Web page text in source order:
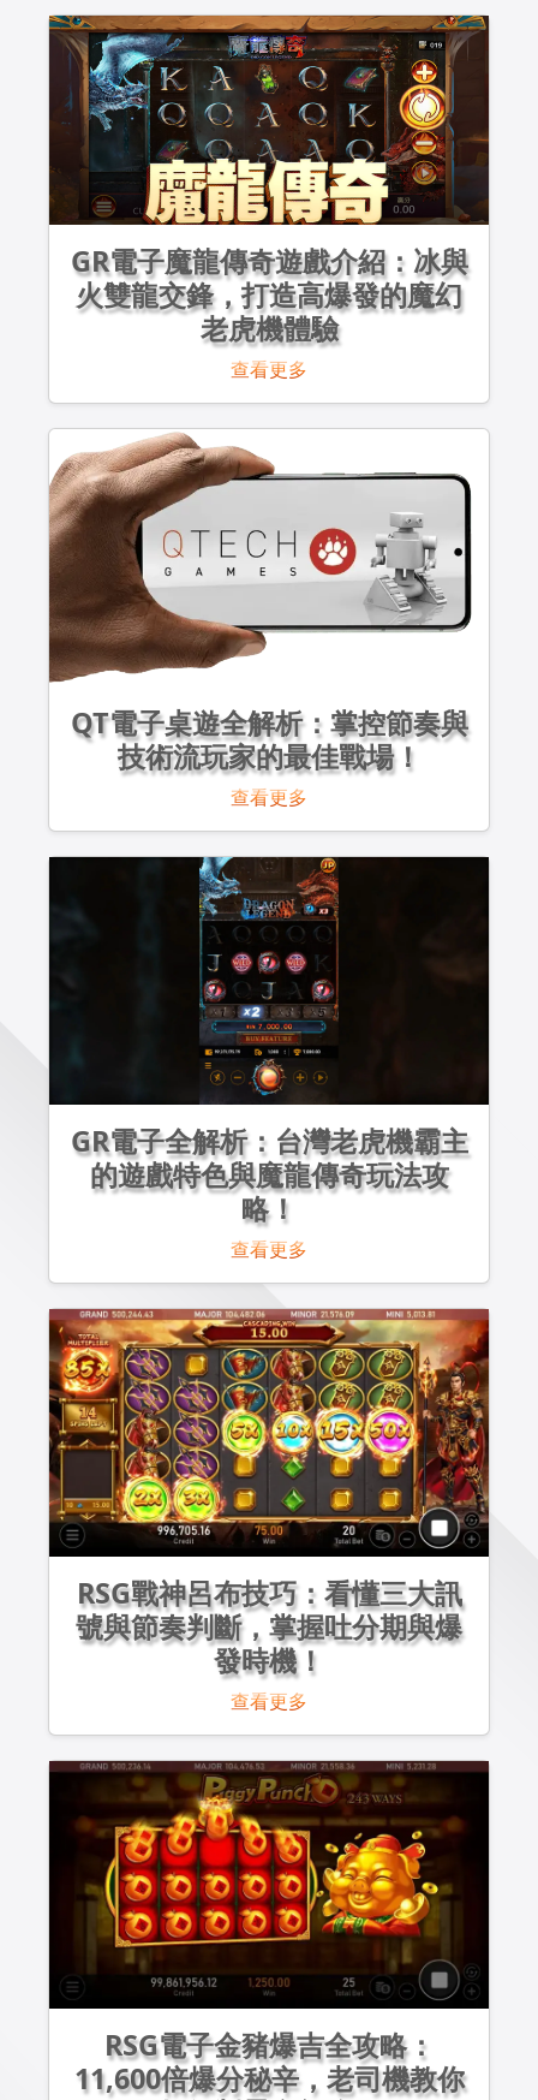
GR電子魔龍傳奇遊戲介紹：冰與
火雙龍交鋒，打造高爆發的魔幻
老虎機體驗
查看更多
QT電子桌遊全解析：掌控節奏與
技術流玩家的最佳戰場！
查看更多
GR電子全解析：台灣老虎機霸主
的遊戲特色與魔龍傳奇玩法攻
略！
查看更多
RSG戰神呂布技巧：看懂三大訊
號與節奏判斷，掌握吐分期與爆
發時機！
查看更多
RSG電子金豬爆吉全攻略：
11,600倍爆分秘辛，老司機教你